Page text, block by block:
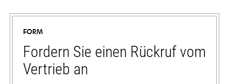
FORM
Fordern Sie einen Rückruf vom
Vertrieb an